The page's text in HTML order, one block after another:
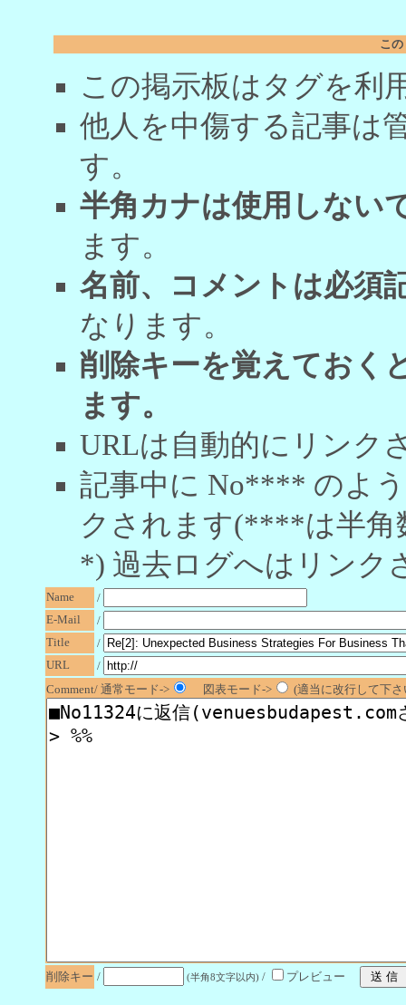
こ
この掲示板はタグを利
他人を中傷する記事は
す。
半角カナは使用しない
ます。
名前、コメントは必須
なります。
削除キーを覚えておく
ます。
URLは自動的にリンク
記事中に No**** のよ
クされます(****は半角
*) 過去ログへはリンク
Name
/
E-Mail
/
Title
/
URL
/
Comment/ 通常モード->
図表モード-> (適当に改行して下
削除キー / (半角8文字以内) / プレビュー